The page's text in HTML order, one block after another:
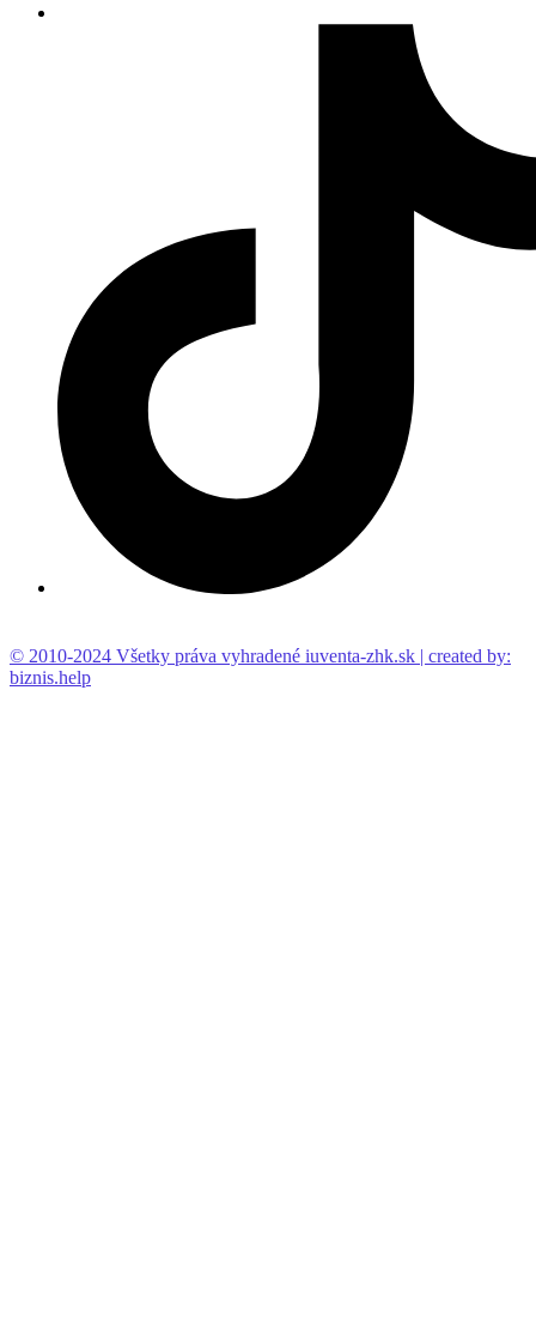
© 2010-2024 Všetky práva vyhradené iuventa-zhk.sk | created by:
biznis.help